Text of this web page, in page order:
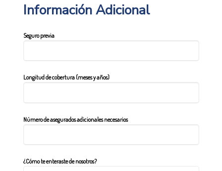
Información Adicional
Seguro previa
Longitud de cobertura (meses y años)
Número de asegurados adicionales necesarios
¿Cómo te enteraste de nosotros?